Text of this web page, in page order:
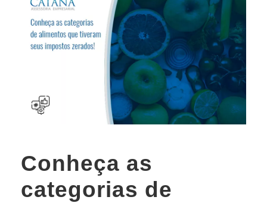
Conheça as
categorias de